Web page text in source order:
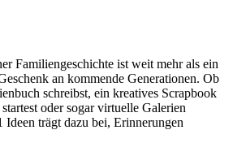
Familiengeschichte ist weit mehr als ein
an kommende Generationen. Ob
schreibst, ein kreatives Scrapbook
oder sogar virtuelle Galerien
Ideen trägt dazu bei, Erinnerungen